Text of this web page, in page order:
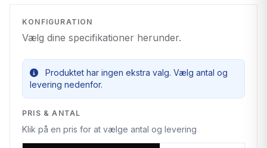
KONFIGURATION
Vælg dine specifikationer herunder.
Produktet har ingen ekstra valg. Vælg antal og
levering nedenfor.
PRIS & ANTAL
Klik på en pris for at vælge antal og levering